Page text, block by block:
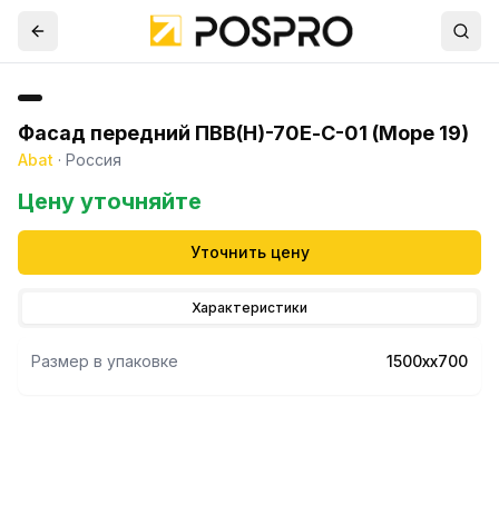
Фасад передний ПВВ(Н)-70Е-С-01 (Море 19)
Abat · Россия
Цену уточняйте
Уточнить цену
Характеристики
Размер в упаковке 1500хх700